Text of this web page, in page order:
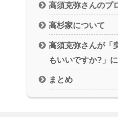
高須克弥さんのプ
高杉家について
高須克弥さんが「
もいいですか?」
まとめ